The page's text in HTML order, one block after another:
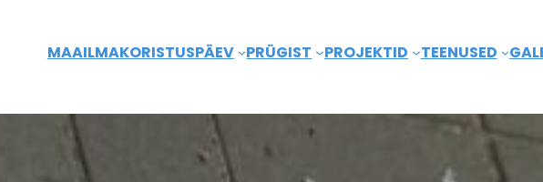
MAAILMAKORISTUSPÄEV PRÜGIST PROJEKTID TEENUSED